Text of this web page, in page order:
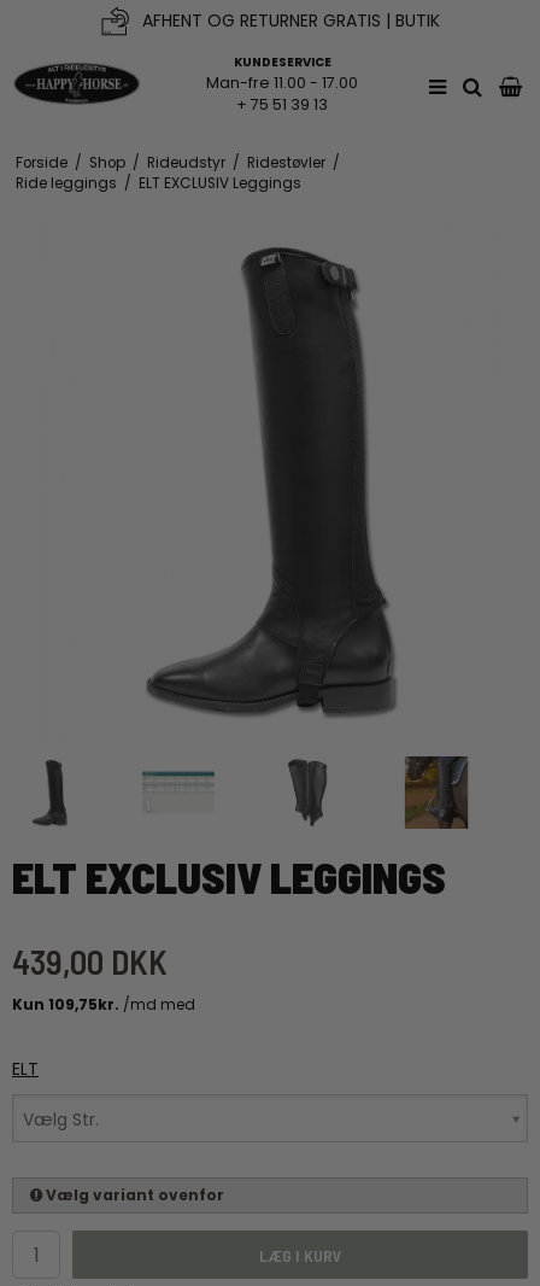
AFHENT OG RETURNER GRATIS | BUTIK
FRI FRAGT V. KØB OVER 500KR*
KUNDESERVICE
Man-fre 11.00 - 17.00
+ 75 51 39 13
Forside / Shop / Rideudstyr / Ridestøvler /
Ride leggings / ELT EXCLUSIV Leggings
ELT EXCLUSIV LEGGINGS
439,00 DKK
ELT
Vælg Str.
Vælg variant ovenfor
LÆG I KURV